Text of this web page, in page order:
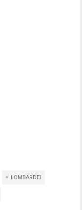
LOMBARDEI